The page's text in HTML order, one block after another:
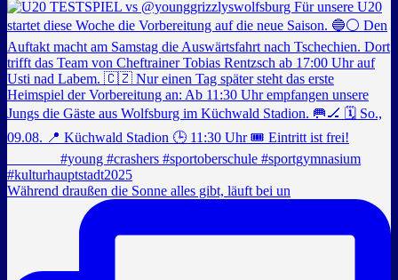
Während draußen die Sonne alles gibt, läuft bei un